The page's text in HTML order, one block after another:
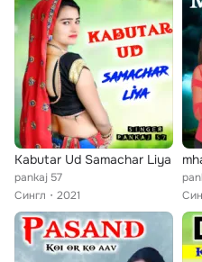
Kabutar Ud Samachar Liya
pankaj 57
Сингл
2021